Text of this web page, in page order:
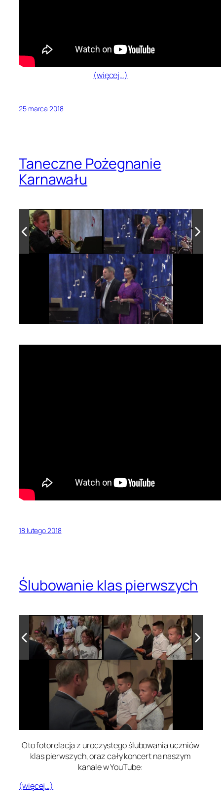
(więcej…)
25 marca 2018
Taneczne Pożegnanie
Karnawału
18 lutego 2018
Ślubowanie klas pierwszych
Oto fotorelacja z uroczystego ślubowania uczniów
klas pierwszych, oraz cały koncert na naszym
kanale w YouTube:
(więcej…)